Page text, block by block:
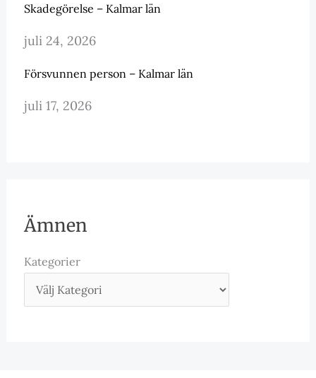
Skadegörelse – Kalmar län
juli 24, 2026
Försvunnen person – Kalmar län
juli 17, 2026
Ämnen
Kategorier